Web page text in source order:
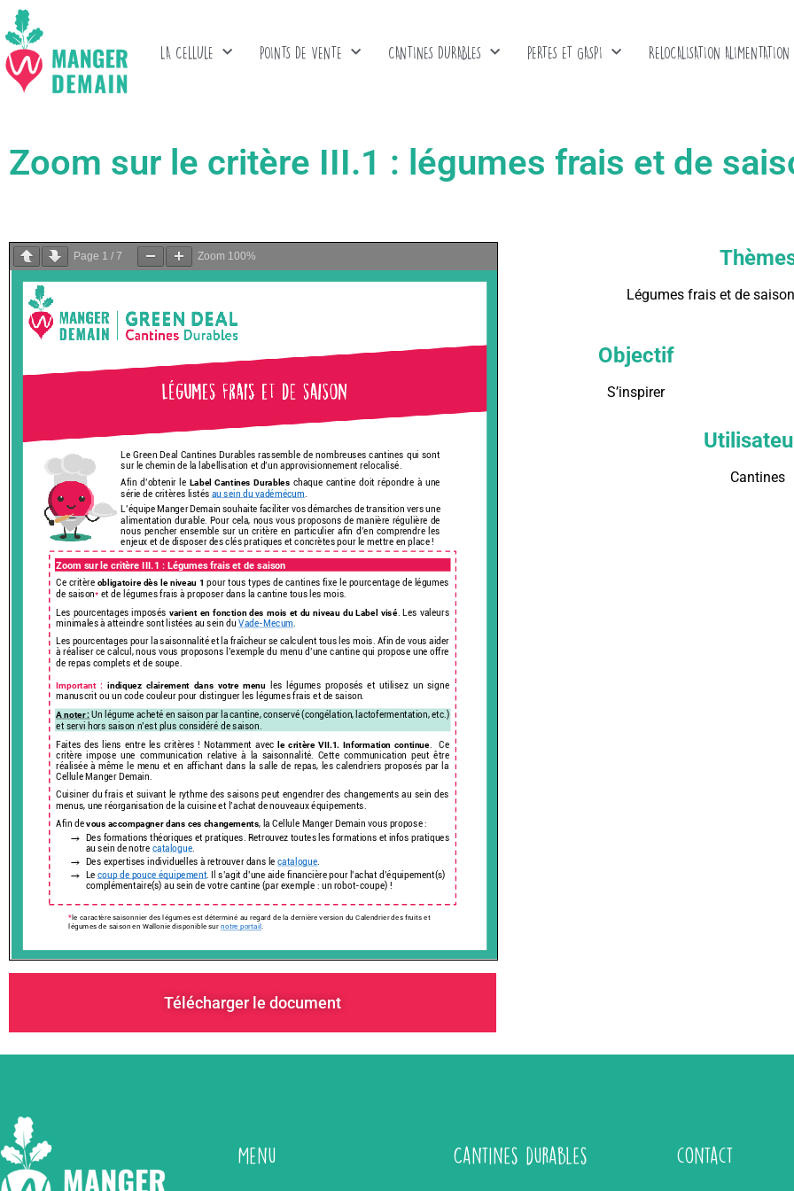
LA CELLULE POINTS DE VENTE CANTINES DURABLES PERTES ET GASPI RELOCALISATION ALIMENTATION
Zoom sur le critère III.1 : légumes frais et de
Page 1 / 7 Zoom 100%
Télécharger le document
Légumes frais et de
Objectif
S’inspirer
Cantines
Menu Cantines durables contact